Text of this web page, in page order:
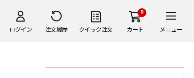
ログイン 注文履歴 クイック注文
0
カート メニュー